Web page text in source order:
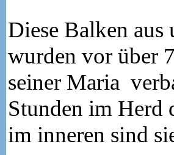
Diese Balken aus
wurden vor über
seiner Maria
Stunden im Herd
im inneren sind